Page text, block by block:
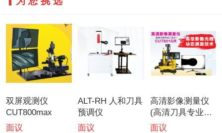
双屏观测仪
CUT800max
面议
ALT-RH 人和刀具
预调仪
面议
高清影像测量仪
(高清刀具专业二
次元)CUT801GR
面议